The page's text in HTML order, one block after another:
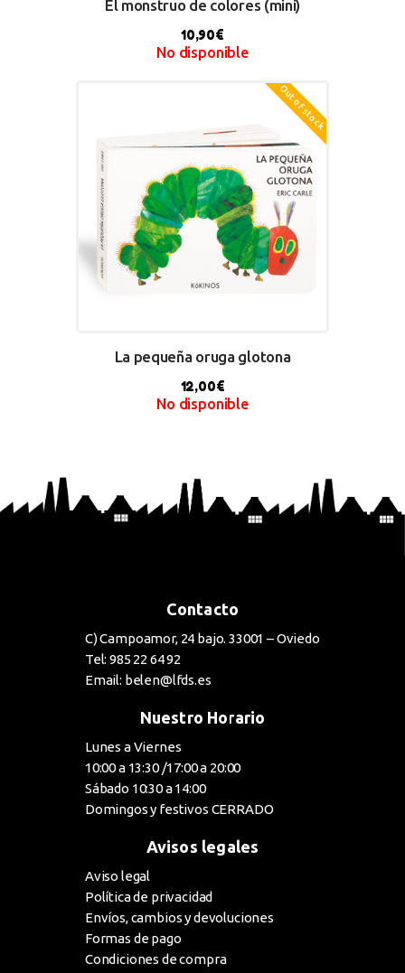
El monstruo de colores (mini)
10,90€
No disponible
Out of stock
La pequeña oruga glotona
12,00€
No disponible
Contacto
C) Campoamor, 24 bajo. 33001 – Oviedo
Tel: 985 22 64 92
Email: belen@lfds.es
Nuestro Horario
Lunes a Viernes
10:00 a 13:30 /17:00 a 20:00
Sábado 10:30 a 14:00
Domingos y festivos CERRADO
Avisos legales
Aviso legal
Política de privacidad
Envíos, cambios y devoluciones
Formas de pago
Condiciones de compra